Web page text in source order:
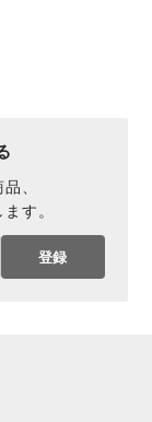
、
す。
登録